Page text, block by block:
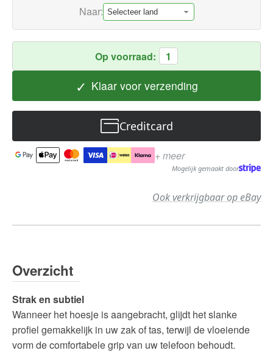
Naar:
Op voorraad: 1
✓ Klaar voor verzending
Creditcard
+ meer
Mogelijk gemaakt door
Ook verkrijgbaar op eBay
Overzicht
Strak en subtiel
Wanneer het hoesje is aangebracht, glijdt het slanke
profiel gemakkelijk in uw zak of tas, terwijl de vloeiende
vorm de comfortabele grip van uw telefoon behoudt.